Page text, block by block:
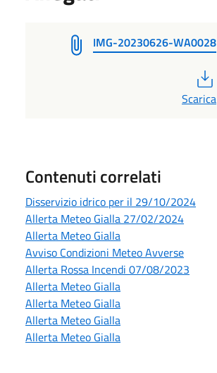
IMG-20230626-WA0028
Scarica
Contenuti correlati
Disservizio idrico per il 29/10/2024
Allerta Meteo Gialla 27/02/2024
Allerta Meteo Gialla
Avviso Condizioni Meteo Avverse
Allerta Rossa Incendi 07/08/2023
Allerta Meteo Gialla
Allerta Meteo Gialla
Allerta Meteo Gialla
Allerta Meteo Gialla